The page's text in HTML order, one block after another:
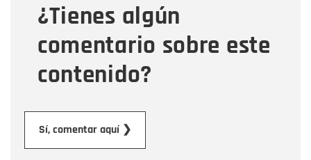
¿Tienes algún
comentario sobre este
contenido?
Sí, comentar aquí ❯
Mensaje